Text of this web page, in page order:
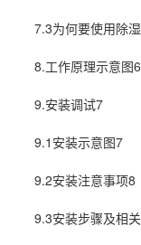
7.3为何要使用除湿
8.工作原理示意图6
9.安装调试7
9.1安装示意图7
9.2安装注意事项8
9.3安装步骤及相关